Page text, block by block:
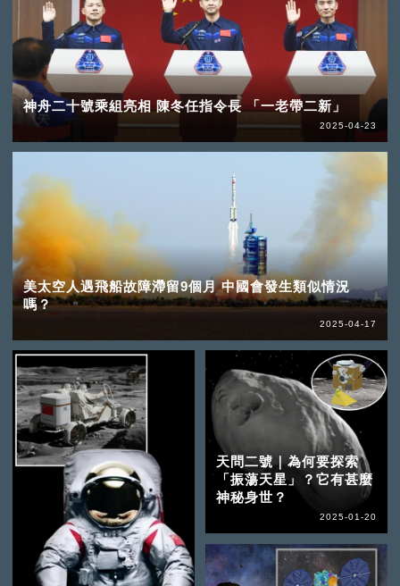
神舟二十號乘組亮相 陳冬任指令長 「一老帶二新」
2025-04-23
美太空人遇飛船故障滯留9個月 中國會發生類似情況
嗎？
2025-04-17
天問二號｜為何要探索
「振蕩天星」？它有甚麼
神秘身世？
2025-01-20